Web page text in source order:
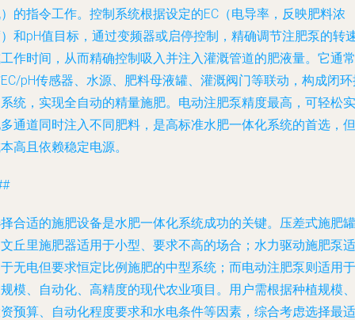
的指令工作。控制系统根据设定的EC（电导率，反映肥料浓
和pH值目标，通过变频器或启停控制，精确调节注肥泵的转
作时间，从而精确控制吸入并注入灌溉管道的肥液量。它通常
pH传感器、水源、肥料母液罐、灌溉阀门等联动，构成闭
统，实现全自动的精量施肥。电动注肥泵精度最高，可轻松实
通道同时注入不同肥料，是高标准水肥一体化系统的首选，但
高且依赖稳定电源。
合适的施肥设备是水肥一体化系统成功的关键。压差式施肥罐
丘里施肥器适用于小型、要求不高的场合；水力驱动施肥泵适
无电但要求恒定比例施肥的中型系统；而电动注肥泵则适用于
模、自动化、高精度的现代农业项目。用户需根据种植规模、
预算、自动化程度要求和水电条件等因素，综合考虑选择最适